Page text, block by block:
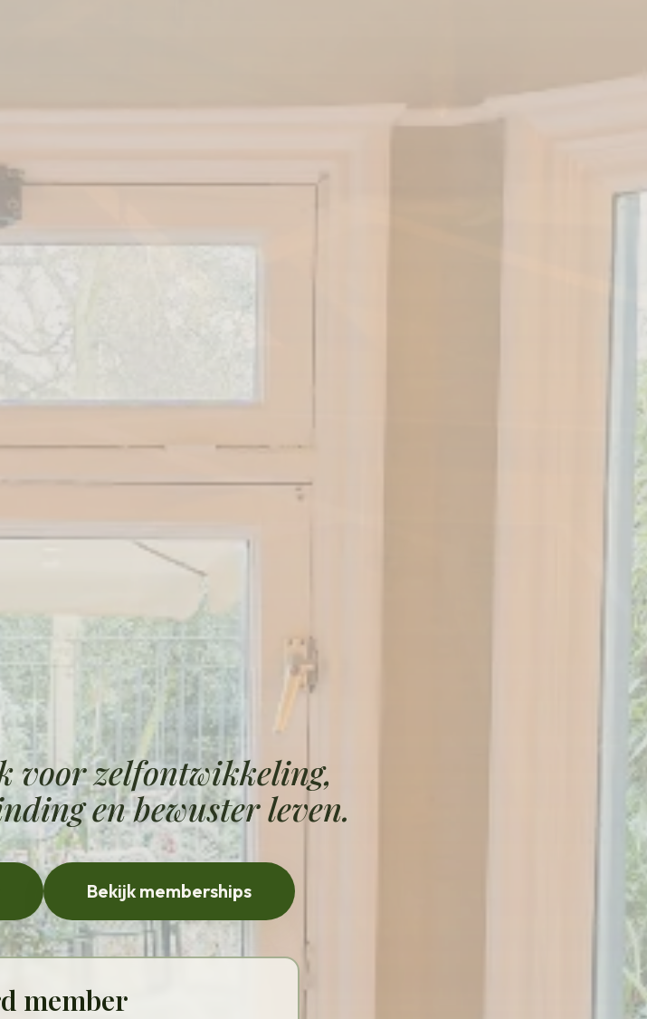
voor zelfontwikkeling,
en bewuster leven.
Bekijk memberships
member